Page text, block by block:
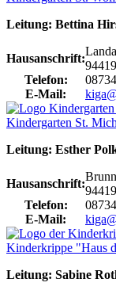
Leitung: Bettina
Hausanschrift:
Telefon:
E-Mail:
Kindergarten St.
Leitung: Esther
Hausanschrift:
Telefon:
E-Mail:
Kinderkrippe "Haus
Leitung: Sabine